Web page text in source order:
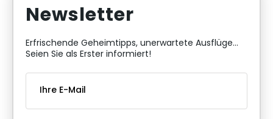
Newsletter
Erfrischende Geheimtipps, unerwartete Ausflüge...
Seien Sie als Erster informiert!